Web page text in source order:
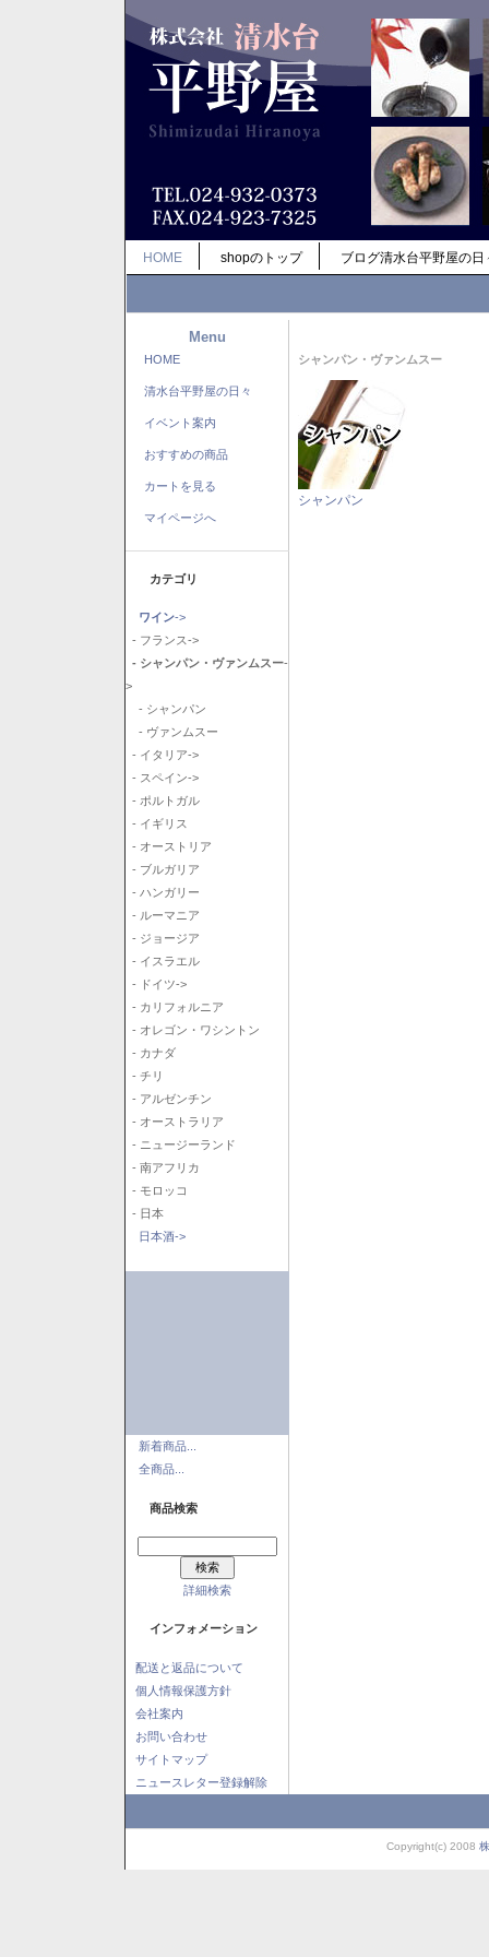
HOME shopのトップ ブログ清水台平野屋の日
Menu
HOME
清水台平野屋の日々
イベント案内
おすすめの商品
カートを見る
マイページへ
カテゴリ
ワイン->
- フランス->
- シャンパン・ヴァンムスー-
>
- シャンパン
- ヴァンムスー
- イタリア->
- スペイン->
- ポルトガル
- イギリス
- オーストリア
- ブルガリア
- ハンガリー
- ルーマニア
- ジョージア
- イスラエル
- ドイツ->
- カリフォルニア
- オレゴン・ワシントン
- カナダ
- チリ
- アルゼンチン
- オーストラリア
- ニュージーランド
- 南アフリカ
- モロッコ
- 日本
日本酒->
新着商品...
全商品...
商品検索
詳細検索
インフォメーション
配送と返品について
個人情報保護方針
会社案内
お問い合わせ
サイトマップ
ニュースレター登録解除
シャンパン・ヴァンムスー
シャンパン
Copyright(c) 2008